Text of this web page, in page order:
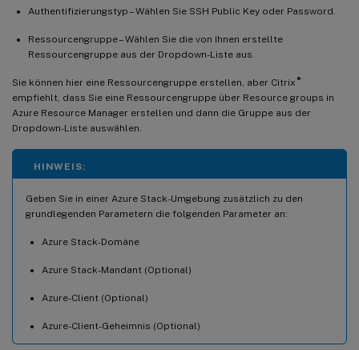
Authentifizierungstyp – Wählen Sie SSH Public Key oder Password.
Ressourcengruppe – Wählen Sie die von Ihnen erstellte
Ressourcengruppe aus der Dropdown-Liste aus.
Sie können hier eine Ressourcengruppe erstellen, aber Citrix ®
empfiehlt, dass Sie eine Ressourcengruppe über Resource groups in
Azure Resource Manager erstellen und dann die Gruppe aus der
Dropdown-Liste auswählen.
HINWEIS:
Geben Sie in einer Azure Stack-Umgebung zusätzlich zu den
grundlegenden Parametern die folgenden Parameter an:
Azure Stack-Domäne
Azure Stack-Mandant (Optional)
Azure-Client (Optional)
Azure-Client-Geheimnis (Optional)